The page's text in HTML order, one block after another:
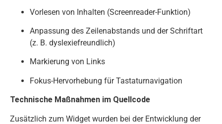
Vorlesen von Inhalten (Screenreader-Funktion)
Anpassung des Zeilenabstands und der Schriftart
(z. B. dyslexiefreundlich)
Markierung von Links
Fokus-Hervorhebung für Tastaturnavigation
Technische Maßnahmen im Quellcode
Zusätzlich zum Widget wurden bei der Entwicklung der